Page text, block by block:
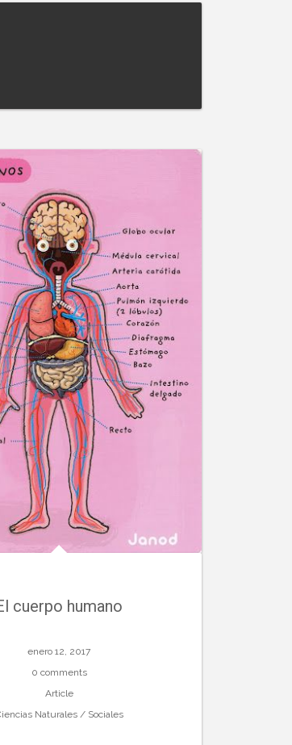
cuerpo humano
enero 12, 2017
0 comments
Article
Naturales / Sociales